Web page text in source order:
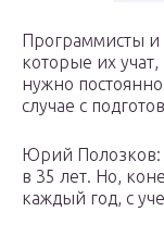
Программисты и
которые их
нужно
случае с
Юрий Полозков:
в 35 лет. Но,
каждый год, с